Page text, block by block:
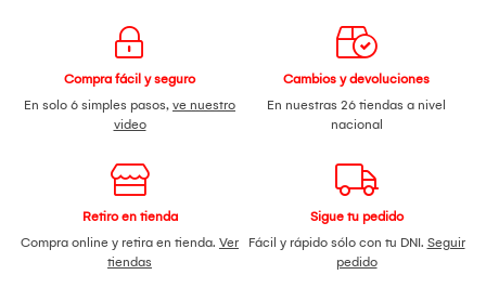
Compra fácil y seguro
En solo 6 simples pasos, ve nuestro
video
Cambios y devoluciones
En nuestras 26 tiendas a nivel
nacional
Retiro en tienda
Compra online y retira en tienda. Ver
tiendas
Sigue tu pedido
Fácil y rápido sólo con tu DNI. Seguir
pedido